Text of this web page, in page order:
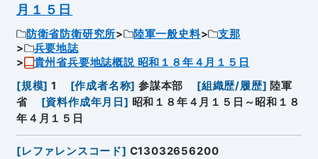
月１５日
防衛省防衛研究所 陸軍一般史料
支那
兵要地誌
貴州省兵要地誌概説 昭和１８年４月１５日
[規模] 1 [作成者名称] 参謀本部 [組織歴/履歴] 陸軍
省
[資料作成年月日 ] 昭和１８年４月１５日～昭和１８
年４月１５日
[レファレンスコード] C13032656200